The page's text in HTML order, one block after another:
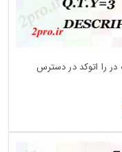
در را اتوکد در دسترس